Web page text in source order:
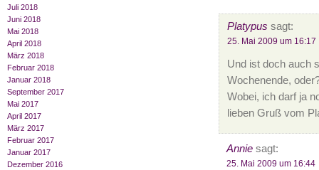
Juli 2018
Juni 2018
Mai 2018
April 2018
März 2018
Februar 2018
Januar 2018
September 2017
Mai 2017
April 2017
März 2017
Februar 2017
Januar 2017
Dezember 2016
Platypus sagt:
25. Mai 2009 um 16:17
Und ist doch auch
Wochenende,
Wobei, ich darf ja
lieben Gruß vom
Anniesagt:
25. Mai 2009 um 16:44